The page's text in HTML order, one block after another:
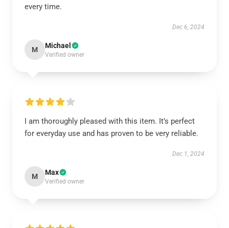
every time.
Dec 6, 2024
M Michael
Verified owner
I am thoroughly pleased with this item. It’s perfect
for everyday use and has proven to be very reliable.
Dec 1, 2024
M Max
Verified owner